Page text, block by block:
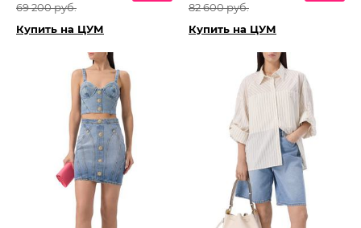
69 200 руб.
Купить на ЦУМ
82 600 руб.
Купить на ЦУМ